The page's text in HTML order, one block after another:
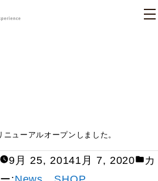
アルオープンしました。
ーアルオープンしました。
9月 25, 20141月 7, 2020
カ